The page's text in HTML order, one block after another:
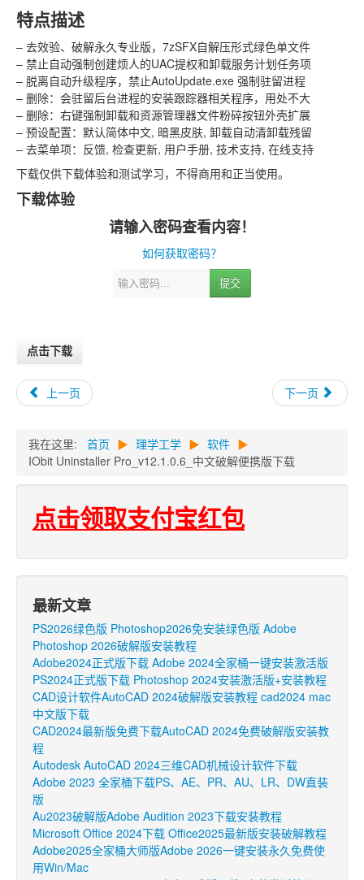
特点描述
– 去效验、破解永久专业版，7zSFX自解压形式绿色单文件
– 禁止自动强制创建烦人的UAC提权和卸载服务计划任务项
– 脱离自动升级程序，禁止AutoUpdate.exe 强制驻留进程
– 删除：会驻留后台进程的安装跟踪器相关程序，用处不大
– 删除：右键强制卸载和资源管理器文件粉碎按钮外壳扩展
– 预设配置：默认简体中文, 暗黑皮肤, 卸载自动清卸载残留
– 去菜单项：反馈, 检查更新, 用户手册, 技术支持, 在线支持
下载仅供下载体验和测试学习，不得商用和正当使用。
下载体验
请输入密码查看内容！
如何获取密码？
提交
点击下载
上一页 下一页
我在这里: 首页 ▶ 理学工学 ▶ 软件 ▶
IObit Uninstaller Pro_v12.1.0.6_中文破解便携版下载
点击领取支付宝红包
最新文章
PS2026绿色版 Photoshop2026免安装绿色版 Adobe
Photoshop 2026破解版安装教程
Adobe2024正式版下载 Adobe 2024全家桶一键安装激活版
PS2024正式版下载 Photoshop 2024安装激活版+安装教程
CAD设计软件AutoCAD 2024破解版安装教程 cad2024 mac
中文版下载
CAD2024最新版免费下载AutoCAD 2024免费破解版安装教
程
Autodesk AutoCAD 2024三维CAD机械设计软件下载
Adobe 2023 全家桶下载PS、AE、PR、AU、LR、DW直装
版
Au2023破解版Adobe Audition 2023下载安装教程
Microsoft Office 2024下载 Office2025最新版安装破解教程
Adobe2025全家桶大师版Adobe 2026一键安装永久免费使
用Win/Mac